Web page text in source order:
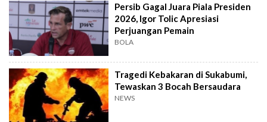
Persib Gagal Juara Piala Presiden
2026, Igor Tolic Apresiasi
Perjuangan Pemain
BOLA
Tragedi Kebakaran di Sukabumi,
Tewaskan 3 Bocah Bersaudara
NEWS